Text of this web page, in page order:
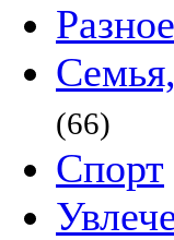
Разное
(66)
Спорт